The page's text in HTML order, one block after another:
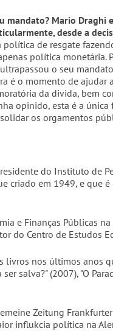
mandato? Mario Draghi
desde a
política de resgate
política monetária.
o seu
é o momento de ajudar
da divida, bem
opinido, esta é a
os orgamentos
do Instituto de
criado em 1949, e que
e Finanças Públicas
do Centro de Estudos
livros nos últimos anos
salva?" (2007), "O
Zeitung
influkcia política na